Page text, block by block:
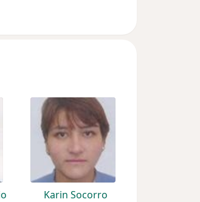
Karin Socorro